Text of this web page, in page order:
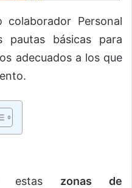
Personal
pautas básicas para
adecuados a los que
estas zonas de